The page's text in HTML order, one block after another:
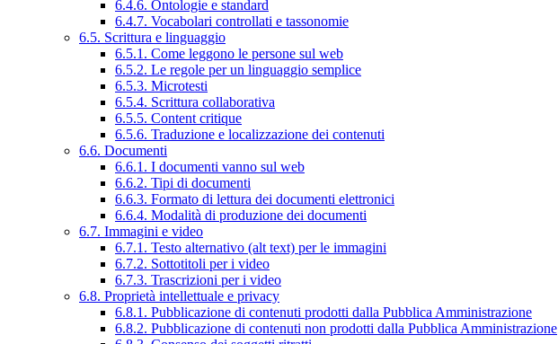
6.4.6. Ontologie e standard
6.4.7. Vocabolari controllati e tassonomie
6.5. Scrittura e linguaggio
6.5.1. Come leggono le persone sul web
6.5.2. Le regole per un linguaggio semplice
6.5.3. Microtesti
6.5.4. Scrittura collaborativa
6.5.5. Content critique
6.5.6. Traduzione e localizzazione dei contenuti
6.6. Documenti
6.6.1. I documenti vanno sul web
6.6.2. Tipi di documenti
6.6.3. Formato di lettura dei documenti elettronici
6.6.4. Modalità di produzione dei documenti
6.7. Immagini e video
6.7.1. Testo alternativo (alt text) per le immagini
6.7.2. Sottotitoli per i video
6.7.3. Trascrizioni per i video
6.8. Proprietà intellettuale e privacy
6.8.1. Pubblicazione di contenuti prodotti dalla Pubblica Amministrazione
6.8.2. Pubblicazione di contenuti non prodotti dalla Pubblica Amministrazione